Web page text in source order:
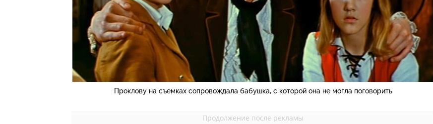
Проклову на съемках сопровождала бабушка, с которой она не могла поговорить